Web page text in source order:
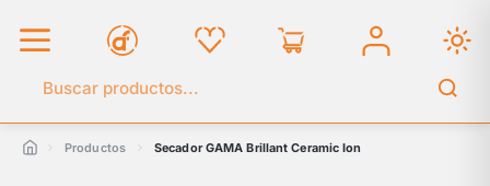
Buscar en el catálogo
Productos Secador GAMA Brillant Ceramic Ion